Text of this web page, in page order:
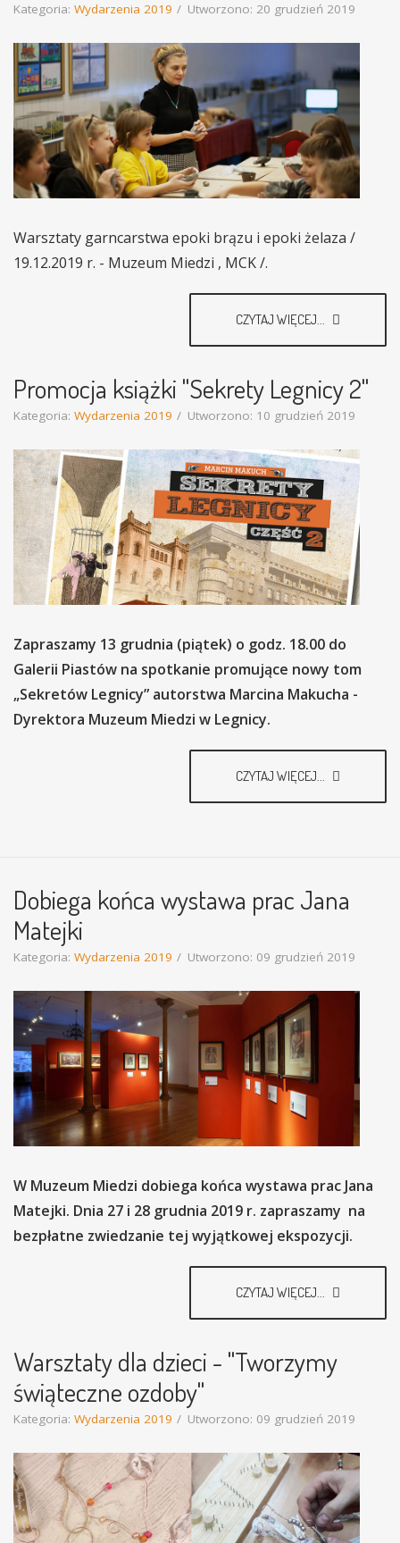
Kategoria: Wydarzenia 2019 Utworzono: 20 grudzień 2019
Warsztaty garncarstwa epoki brązu i epoki żelaza /
19.12.2019 r. - Muzeum Miedzi , MCK /.
CZYTAJ WIĘCEJ...
Promocja książki "Sekrety Legnicy 2"
Kategoria: Wydarzenia 2019 Utworzono: 10 grudzień 2019
Zapraszamy 13 grudnia (piątek) o godz. 18.00 do
Galerii Piastów na spotkanie promujące nowy tom
„Sekretów Legnicy” autorstwa Marcina Makucha -
Dyrektora Muzeum Miedzi w Legnicy.
CZYTAJ WIĘCEJ...
Dobiega końca wystawa prac Jana
Matejki
Kategoria: Wydarzenia 2019 Utworzono: 09 grudzień 2019
W Muzeum Miedzi dobiega końca wystawa prac Jana
Matejki. Dnia 27 i 28 grudnia 2019 r. zapraszamy na
bezpłatne zwiedzanie tej wyjątkowej ekspozycji.
CZYTAJ WIĘCEJ...
Warsztaty dla dzieci - "Tworzymy
świąteczne ozdoby"
Kategoria: Wydarzenia 2019 Utworzono: 09 grudzień 2019